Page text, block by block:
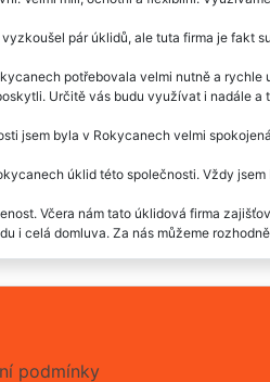
pár úklidů, ale tuta firma je fakt
potřebovala velmi nutně a
Určitě vás budu využívat i nadále a
jsem byla v Rokycanech velmi
úklid této společnosti. Vždy
Včera nám tato úklidová firma
i celá domluva. Za nás můžeme
podmínky